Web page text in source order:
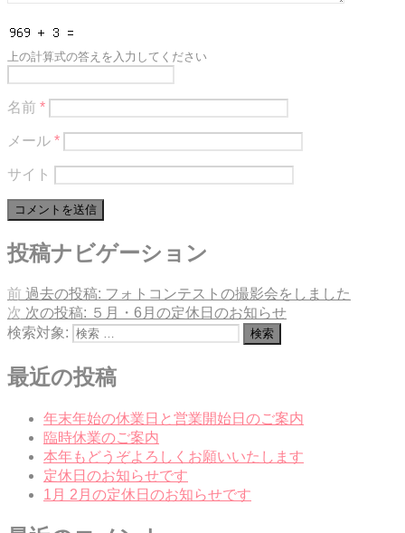
上の計算式の答えを入力してください
名前 *
メール *
サイト
投稿ナビゲーション
前 過去の投稿: フォトコンテストの撮影会をしました
次 次の投稿: ５月・6月の定休日のお知らせ
検索対象:
検索
最近の投稿
年末年始の休業日と営業開始日のご案内
臨時休業のご案内
本年もどうぞよろしくお願いいたします
定休日のお知らせです
1月 2月の定休日のお知らせです